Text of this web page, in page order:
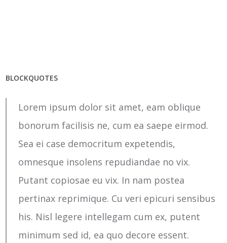
BLOCKQUOTES
Lorem ipsum dolor sit amet, eam oblique
bonorum facilisis ne, cum ea saepe eirmod.
Sea ei case democritum expetendis,
omnesque insolens repudiandae no vix.
Putant copiosae eu vix. In nam postea
pertinax reprimique. Cu veri epicuri sensibus
his. Nisl legere intellegam cum ex, putent
minimum sed id, ea quo decore essent.